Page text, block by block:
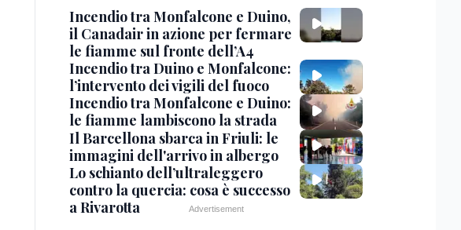
Incendio tra Monfalcone e Duino,
il Canadair in azione per fermare
le fiamme sul fronte dell’A4
Incendio tra Duino e Monfalcone:
l’intervento dei vigili del fuoco
Incendio tra Monfalcone e Duino:
le fiamme lambiscono la strada
Il Barcellona sbarca in Friuli: le
immagini dell'arrivo in albergo
Lo schianto dell’ultraleggero
contro la quercia: cosa è successo
a Rivarotta